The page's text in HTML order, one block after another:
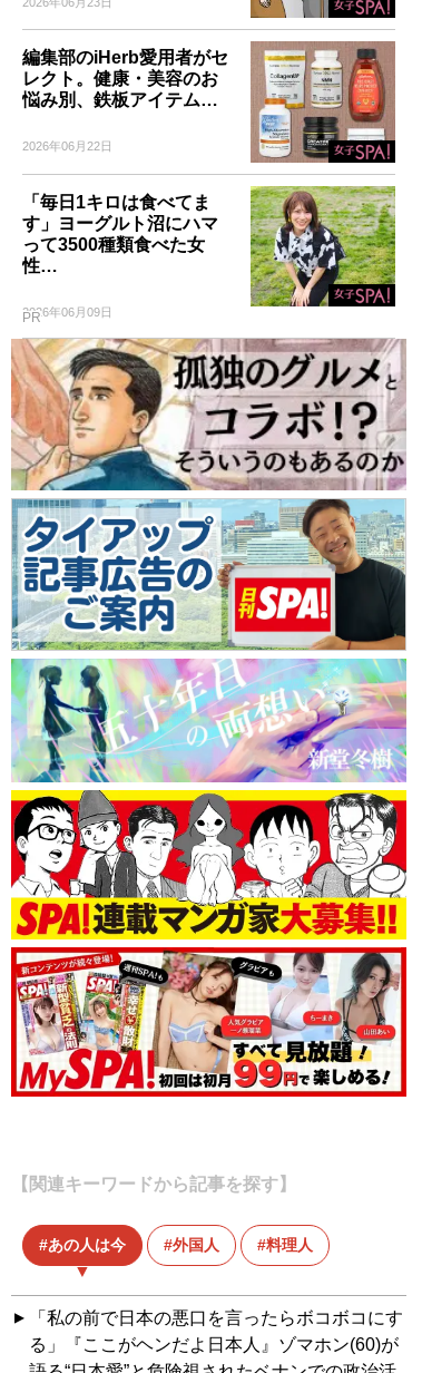
編集部のiHerb愛用者がセ
レクト。健康・美容のお
悩み別、鉄板アイテム…
2026年06月22日
「毎日1キロは食べてま
す」ヨーグルト沼にハマ
って3500種類食べた女
性…
2026年06月09日
PR
【関連キーワードから記事を探す】
あの人は今 外国人 料理人
「私の前で日本の悪口を言ったらボコボコにす
る」『ここがヘンだよ日本人』ゾマホン(60)が